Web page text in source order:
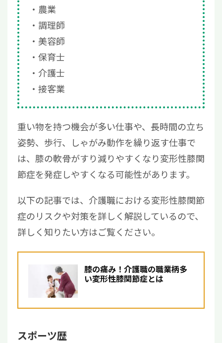
農業
調理師
美容師
保育士
介護士
接客業
重い物を持つ機会が多い仕事や、長時間の立ち
姿勢、歩行、しゃがみ動作を繰り返す仕事で
は、膝の軟骨がすり減りやすくなり変形性膝関
節症を発症しやすくなる可能性があります。
以下の記事では、介護職における変形性膝関節
症のリスクや対策を詳しく解説しているので、
詳しく知りたい方はご覧ください。
膝の痛み！介護職の職業柄多
い変形性膝関節症とは
スポーツ歴